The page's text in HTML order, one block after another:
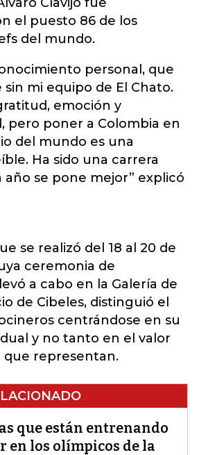
el puesto 86 de los
del mundo.
personal, que
sin mi equipo de El Chato.
emoción y
pero poner a Colombia en
del mundo es una
Ha sido una carrera
año se pone mejor” explicó
se realizó del 18 al 20 de
ceremonia de
a cabo en la Galería de
de Cibeles, distinguió el
centrándose en su
y no tanto en el valor
representan.
que están entrenando
en los olímpicos de la